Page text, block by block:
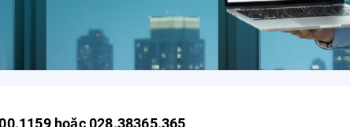
hoặc 028.38365.365